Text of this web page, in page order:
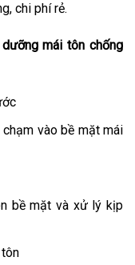
chi phí rẻ.
mái tôn chống
vào bề mặt mái
bề mặt và xử lý kịp